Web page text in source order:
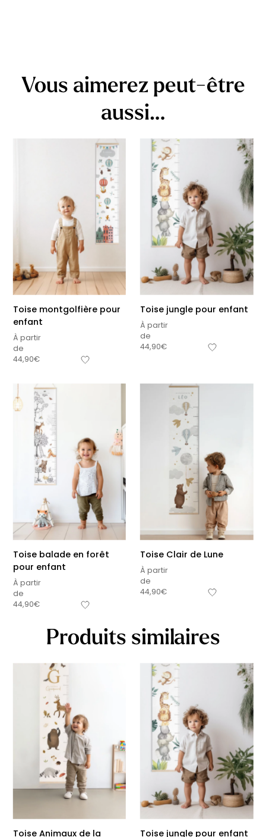
Vous aimerez peut-être
aussi…
Toise montgolfière pour
enfant
À partir
de
44,90€
Toise jungle pour enfant
À partir
de
44,90€
Toise balade en forêt
pour enfant
À partir
de
44,90€
Toise Clair de Lune
À partir
de
44,90€
Produits similaires
Toise Animaux de la
Toise jungle pour enfant